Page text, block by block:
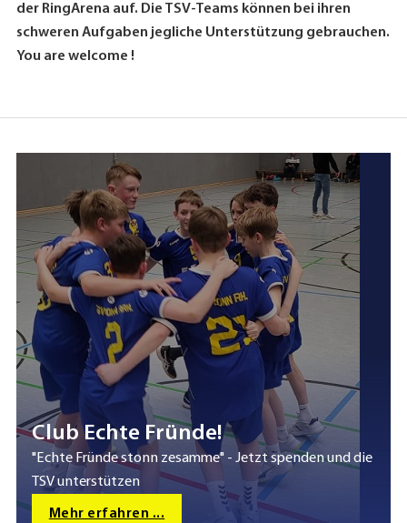
der RingArena auf. Die TSV-Teams können bei ihren
schweren Aufgaben jegliche Unterstützung gebrauchen.
You are welcome !
Club Echte Fründe!
"Echte Fründe stonn zesamme" - Jetzt spenden und die
TSV unterstützen
Mehr erfahren ...